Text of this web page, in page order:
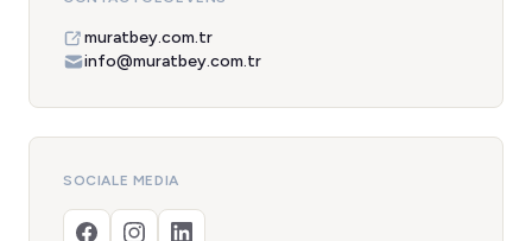
muratbey.com.tr
info@muratbey.com.tr
SOCIALE MEDIA